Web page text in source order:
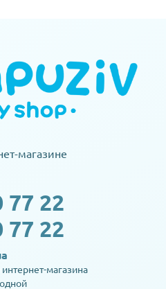
магазине
77 22
77 22
магазина